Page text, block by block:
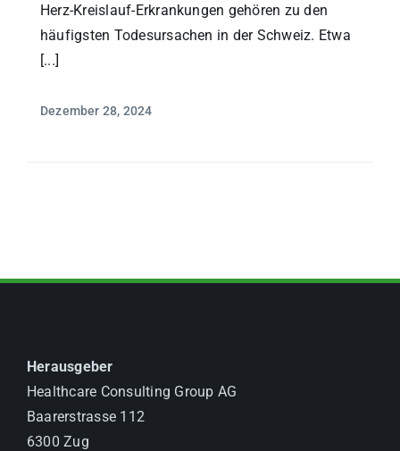
Herz-Kreislauf-Erkrankungen gehören zu den
häufigsten Todesursachen in der Schweiz. Etwa
[...]
Dezember 28, 2024
Herausgeber
Healthcare Consulting Group AG
Baarerstrasse 112
6300 Zug